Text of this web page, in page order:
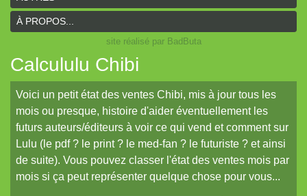
À PROPOS...
site réalisé par BadButa
Calcululu Chibi
Voici un petit état des ventes Chibi, mis à jour tous les
mois ou presque, histoire d'aider éventuellement les
futurs auteurs/éditeurs à voir ce qui vend et comment sur
Lulu (le pdf ? le print ? le med-fan ? le futuriste ? et ainsi
de suite). Vous pouvez classer l'état des ventes mois par
mois si ça peut représenter quelque chose pour vous...